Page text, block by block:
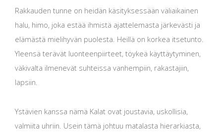
Rakkauden tunne on heidän käsityksessään väliaikainen
halu, himo, joka estää ihmistä ajattelemasta järkevästi ja
elämästä mielihyvän puolesta. Heillä on korkea itsetunto.
Yleensä terävät luonteenpiirteet, töykeä käyttäytyminen,
väkivalta ilmenevät suhteissa vanhempiin, rakastajiin,
lapsiin.
Ystävien kanssa nämä Kalat ovat joustavia, uskollisia,
valmiita uhriin. Usein tämä johtuu matalasta hierarkiasta,